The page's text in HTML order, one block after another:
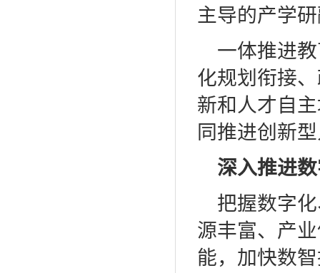
主导的产学
一体推进
化规划衔接
新和人才自
同推进创新
深入推进
把握数字
源丰富、产
能，加快数